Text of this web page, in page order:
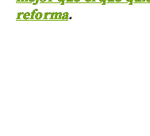
reforma.